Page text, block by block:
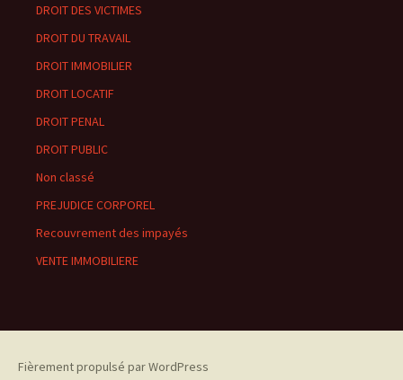
DROIT DES VICTIMES
DROIT DU TRAVAIL
DROIT IMMOBILIER
DROIT LOCATIF
DROIT PENAL
DROIT PUBLIC
Non classé
PREJUDICE CORPOREL
Recouvrement des impayés
VENTE IMMOBILIERE
Fièrement propulsé par WordPress